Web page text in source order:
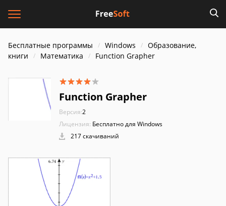
Бесплатные программы Windows
Образование,
книги
Математика Function Grapher
Function Grapher
Версия:2
Лицензия: Бесплатно для Windows
217 скачиваний